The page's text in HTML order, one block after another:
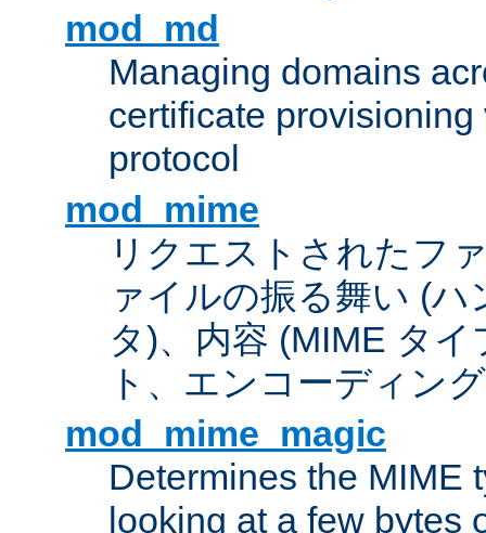
mod_md
Managing domains
certificate provisioning
protocol
mod_mime
リクエストされたフ
ァイルの振る舞い (
タ)、内容 (MIME タ
ト、エンコーディン
mod_mime_magic
Determines the MIME
looking at a few bytes